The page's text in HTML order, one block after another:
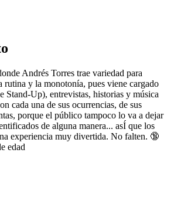
Andrés Torres trae variedad para
rutina y la monotonía, pues viene cargado
Stand-Up), entrevistas, historias y música
cada una de sus ocurrencias, de sus
porque el público tampoco lo va a dejar
de alguna manera... asÍ que los
experiencia muy divertida. No falten. 🔞
edad